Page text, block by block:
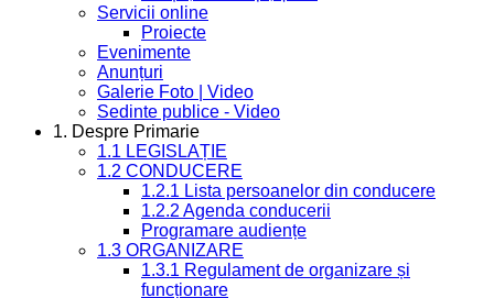
Servicii online
Proiecte
Evenimente
Anunțuri
Galerie Foto | Video
Sedinte publice - Video
1. Despre Primarie
1.1 LEGISLAȚIE
1.2 CONDUCERE
1.2.1 Lista persoanelor din conducere
1.2.2 Agenda conducerii
Programare audiențe
1.3 ORGANIZARE
1.3.1 Regulament de organizare și
funcționare